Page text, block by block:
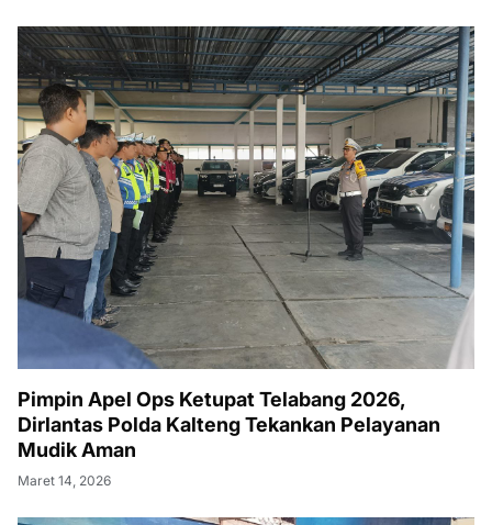
Pimpin Apel Ops Ketupat Telabang 2026,
Dirlantas Polda Kalteng Tekankan Pelayanan
Mudik Aman
Maret 14, 2026